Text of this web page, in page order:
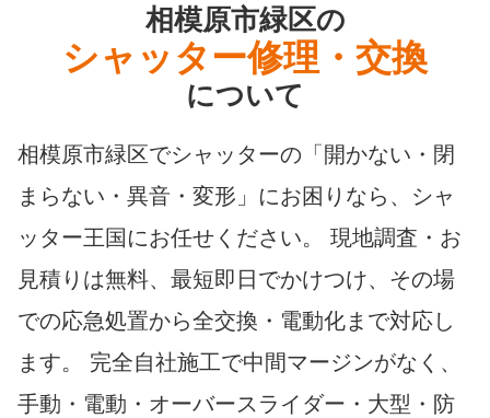
相模原市緑区の
シャッター修理・交換
について
相模原市緑区でシャッターの「開かない・閉
まらない・異音・変形」にお困りなら、シャ
ッター王国にお任せください。 現地調査・お
見積りは無料、最短即日でかけつけ、その場
での応急処置から全交換・電動化まで対応し
ます。 完全自社施工で中間マージンがなく、
手動・電動・オーバースライダー・大型・防